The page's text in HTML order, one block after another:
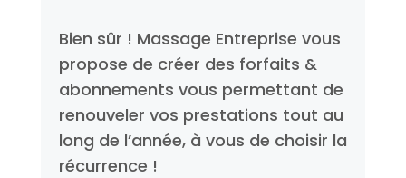
Bien sûr ! Massage Entreprise vous
propose de créer des forfaits &
abonnements vous permettant de
renouveler vos prestations tout au
long de l’année, à vous de choisir la
récurrence !